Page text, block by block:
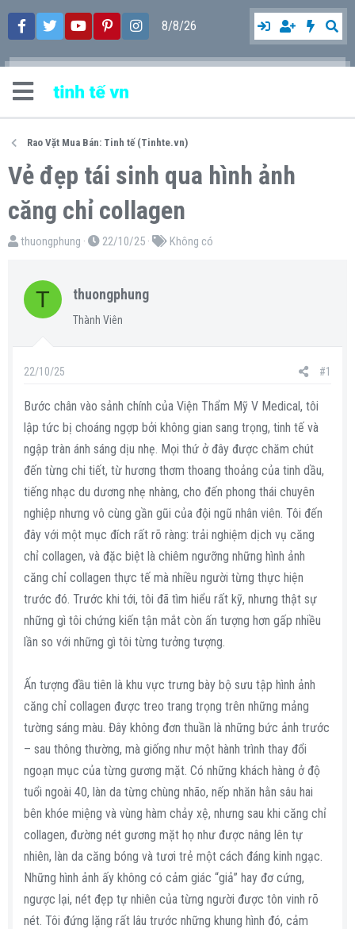
8/8/26
Rao Vặt Mua Bán: Tinh tế (Tinhte.vn)
Vẻ đẹp tái sinh qua hình ảnh
căng chỉ collagen
T
e
a
thuongphung
N
y
g
22/10/25
T
Không có
T thuongphung
Thành Viên
22/10/25 #1
Bước chân vào sảnh chính của Viện Thẩm Mỹ V Medical, tôi
lập tức bị choáng ngợp bởi không gian sang trọng, tinh tế và
ngập tràn ánh sáng dịu nhẹ. Mọi thứ ở đây được chăm chút
đến từng chi tiết, từ hương thơm thoang thoảng của tinh dầu,
tiếng nhạc du dương nhẹ nhàng, cho đến phong thái chuyên
nghiệp nhưng vô cùng gần gũi của đội ngũ nhân viên. Tôi đến
đây với một mục đích rất rõ ràng: trải nghiệm dịch vụ căng
chỉ collagen, và đặc biệt là chiêm ngưỡng những hình ảnh
căng chỉ collagen thực tế mà nhiều người từng thực hiện
trước đó. Trước khi tới, tôi đã tìm hiểu rất kỹ, nhưng thật sự
những gì tôi chứng kiến tận mắt còn ấn tượng hơn gấp nhiều
lần so với những gì tôi từng tưởng tượng.
Ấn tượng đầu tiên là khu vực trưng bày bộ sưu tập hình ảnh
căng chỉ collagen được treo trang trọng trên những mảng
tường sáng màu. Đây không đơn thuần là những bức ảnh trước
– sau thông thường, mà giống như một hành trình thay đổi
ngoạn mục của từng gương mặt. Có những khách hàng ở độ
tuổi ngoài 40, làn da từng chùng nhão, nếp nhăn hằn sâu hai
bên khóe miệng và vùng hàm chảy xệ, nhưng sau khi căng chỉ
collagen, đường nét gương mặt họ như được nâng lên tự
nhiên, làn da căng bóng và tươi trẻ một cách đáng kinh ngạc.
Những hình ảnh ấy không có cảm giác “giả” hay đơ cứng,
ngược lại, nét đẹp tự nhiên của từng người được tôn vinh rõ
nét. Tôi đứng lặng rất lâu trước những khung hình đó, cảm